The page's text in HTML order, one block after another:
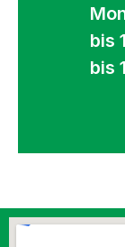
bis
bis